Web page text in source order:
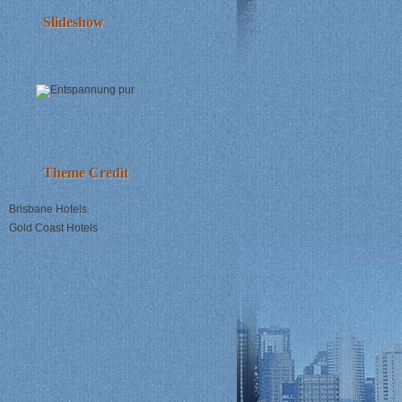
Slideshow
Theme Credit
Brisbane Hotels
Gold Coast Hotels